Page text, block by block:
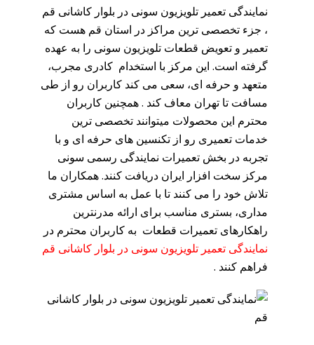
نمایندگی تعمیر تلویزیون سونی در بلوار کاشانی قم
، جزء تخصصی ترین مراکز در استان قم هست که
تعمیر و تعویض قطعات تلویزیون سونی را به عهده
گرفته است. این مرکز با استخدام کادری مجرب،
متعهد و حرفه ای، سعی می کند کاربران رو از طی
مسافت تا تهران معاف کند . همچنین کاربران
محترم این محصولات میتوانند تخصصی ترین
خدمات تعمیری رو از تکنسین های حرفه ای و با
تجربه در بخش تعمیرات نمایندگی رسمی سونی
مرکز سخت افزار ایران دریافت کنند. همکاران ما
تلاش خود را می کنند تا با عمل به اساس مشتری
مداری، بستری مناسب برای ارائه مدرنترین
راهکارهای تعمیرات قطعات به کاربران محترم در
نمایندگی تعمیر تلویزیون سونی در بلوار کاشانی قم
فراهم کنند .